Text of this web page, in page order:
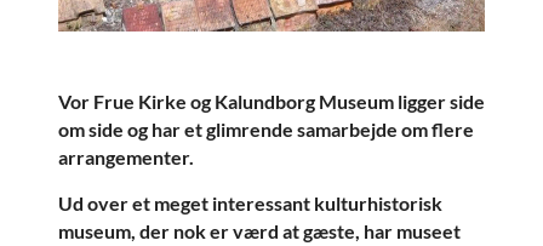
Vor Frue Kirke og Kalundborg Museum ligger side
om side og har et glimrende samarbejde om flere
arrangementer.
Ud over et meget interessant kulturhistorisk
museum, der nok er værd at gæste, har museet